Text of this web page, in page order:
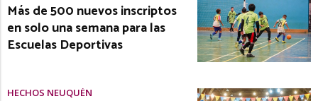
Más de 500 nuevos inscriptos
en solo una semana para las
Escuelas Deportivas
HECHOS NEUQUÉN